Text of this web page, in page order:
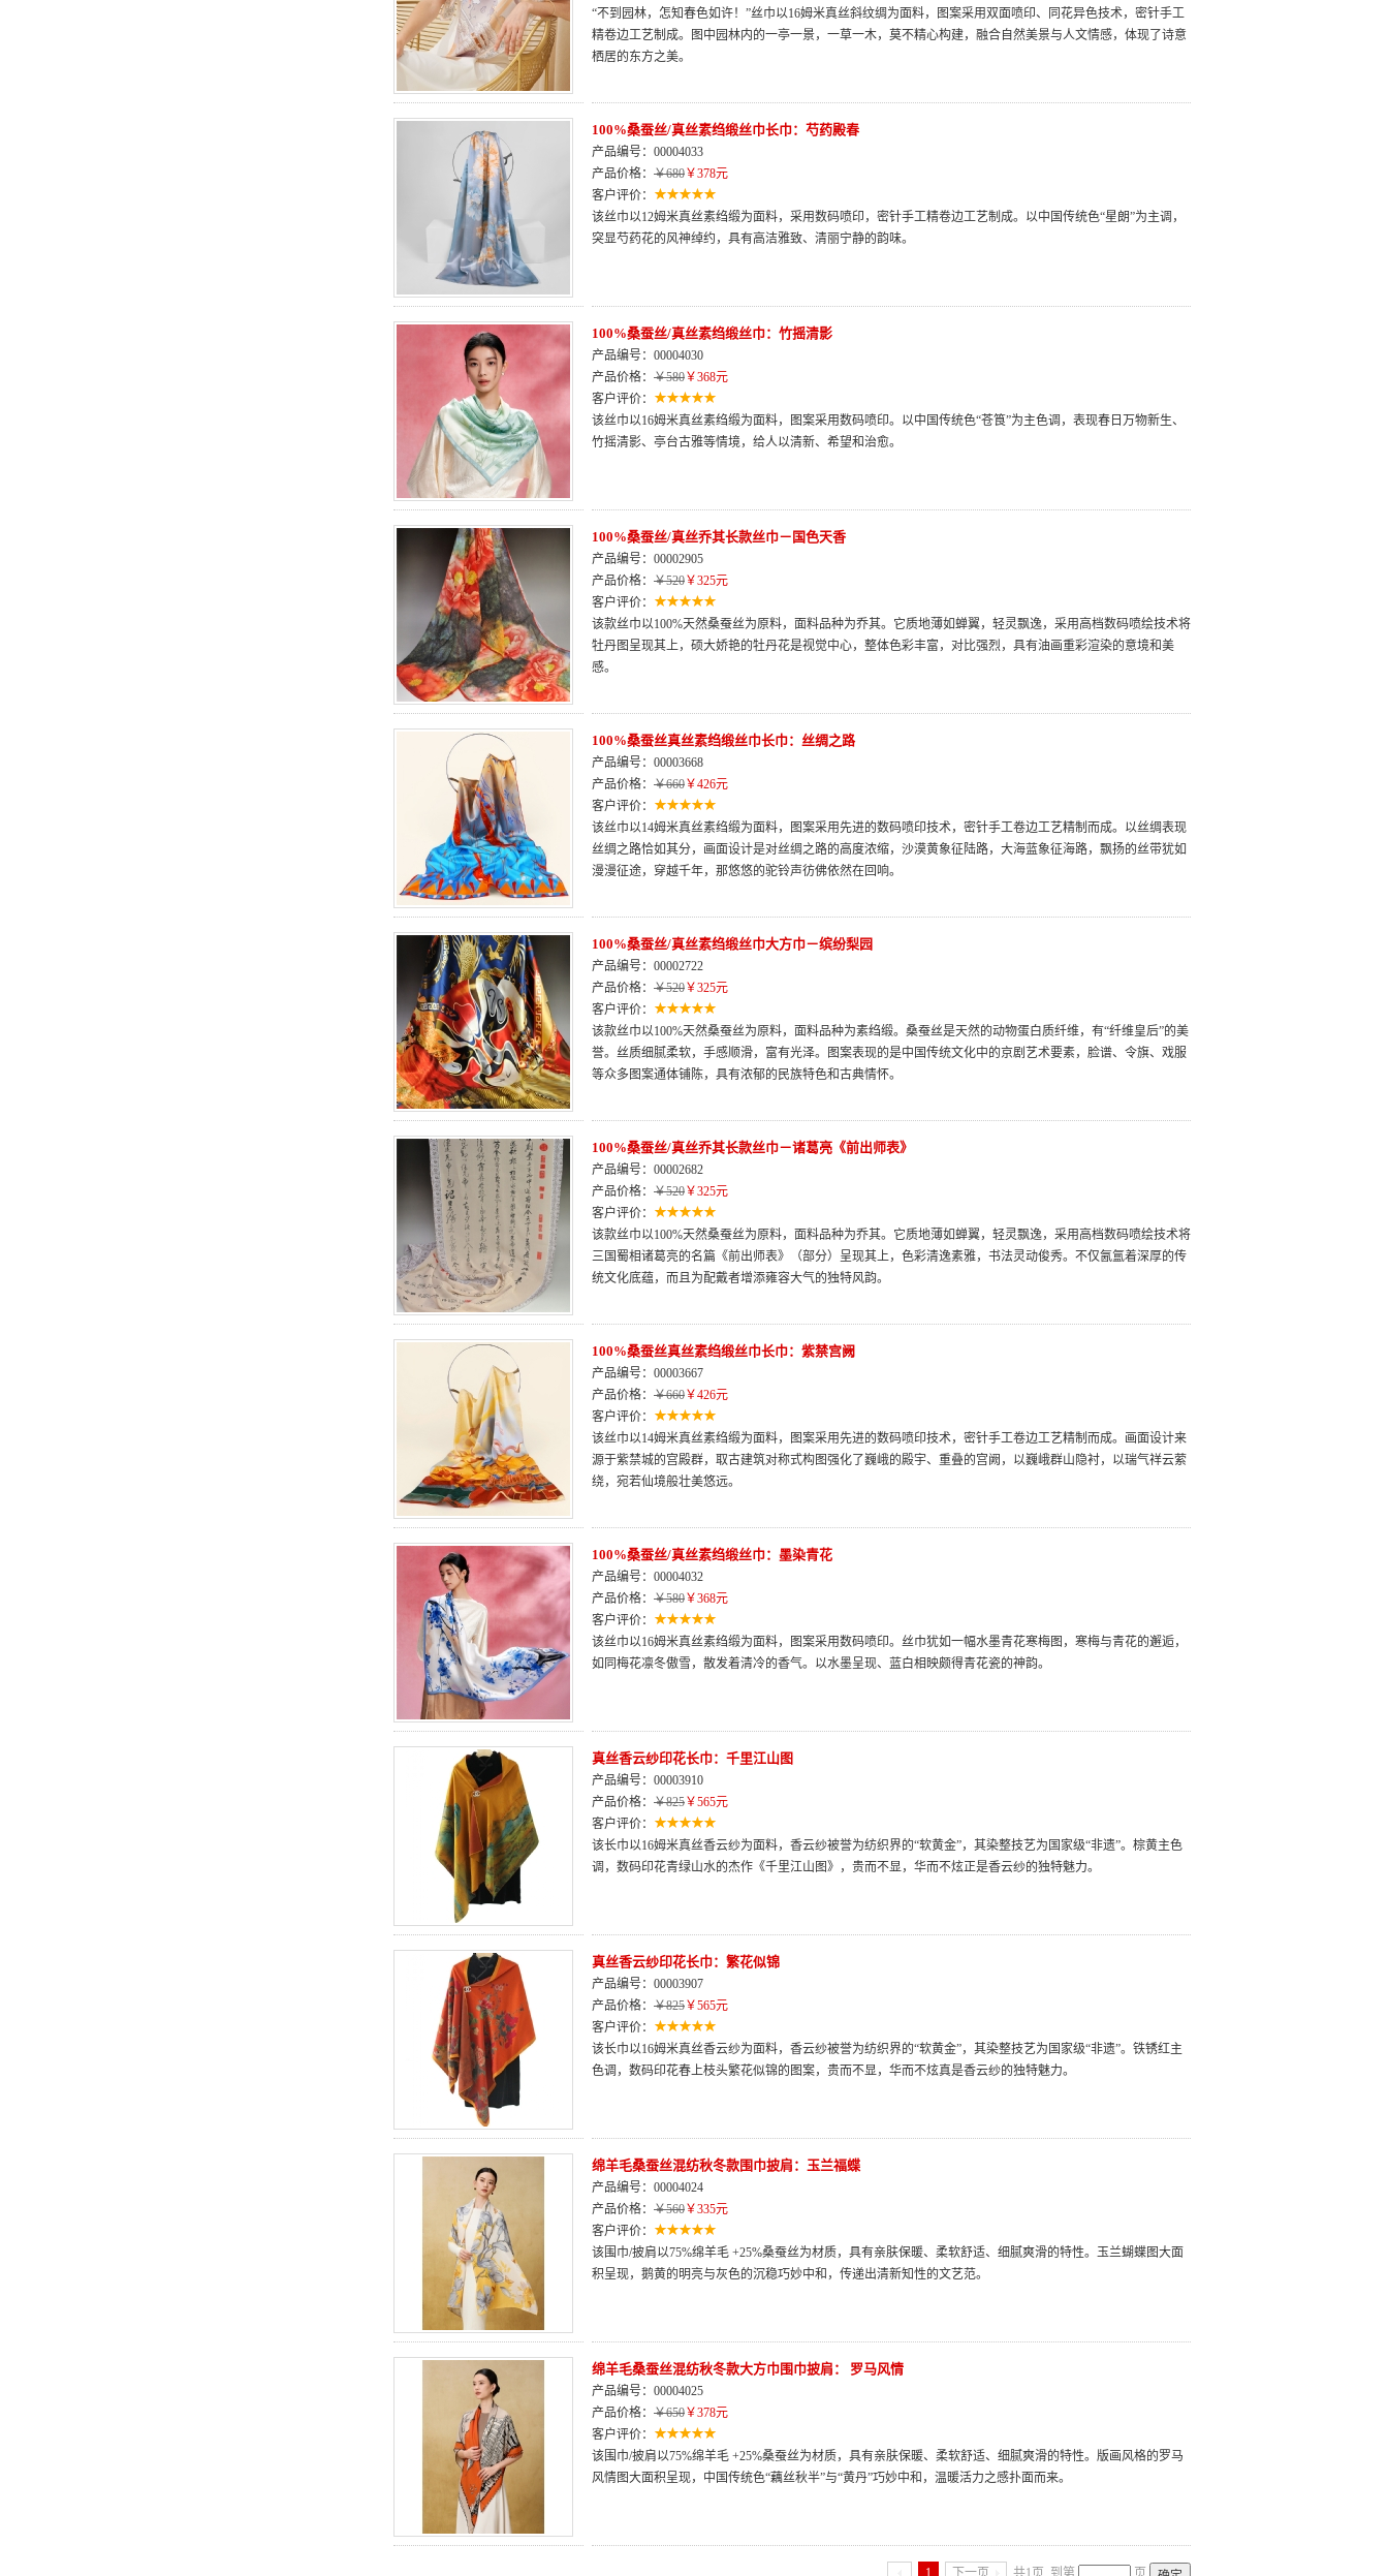
“不到园林，怎知春色如许！”丝巾以16姆米真丝斜纹绸为面料，图案采用双面喷印、同花异色技术，密针手工
精卷边工艺制成。图中园林内的一亭一景，一草一木，莫不精心构建，融合自然美景与人文情感，体现了诗意
栖居的东方之美。
100%桑蚕丝/真丝素绉缎丝巾长巾：芍药殿春
产品编号：00004033
产品价格： ￥680￥378元
客户评价：
该丝巾以12姆米真丝素绉缎为面料，采用数码喷印，密针手工精卷边工艺制成。以中国传统色“星朗”为主调，
突显芍药花的风神绰约，具有高洁雅致、清丽宁静的韵味。
100%桑蚕丝/真丝素绉缎丝巾：竹摇清影
产品编号：00004030
产品价格： ￥580￥368元
客户评价：
该丝巾以16姆米真丝素绉缎为面料，图案采用数码喷印。以中国传统色“苍筤”为主色调，表现春日万物新生、
竹摇清影、亭台古雅等情境，给人以清新、希望和治愈。
100%桑蚕丝/真丝乔其长款丝巾－国色天香
产品编号：00002905
产品价格： ￥520￥325元
客户评价：
该款丝巾以100%天然桑蚕丝为原料，面料品种为乔其。它质地薄如蝉翼，轻灵飘逸，采用高档数码喷绘技术将
牡丹图呈现其上，硕大娇艳的牡丹花是视觉中心，整体色彩丰富，对比强烈，具有油画重彩渲染的意境和美
感。
100%桑蚕丝真丝素绉缎丝巾长巾：丝绸之路
产品编号：00003668
产品价格： ￥660￥426元
客户评价：
该丝巾以14姆米真丝素绉缎为面料，图案采用先进的数码喷印技术，密针手工卷边工艺精制而成。以丝绸表现
丝绸之路恰如其分，画面设计是对丝绸之路的高度浓缩，沙漠黄象征陆路，大海蓝象征海路，飘扬的丝带犹如
漫漫征途，穿越千年，那悠悠的驼铃声彷佛依然在回响。
100%桑蚕丝/真丝素绉缎丝巾大方巾－缤纷梨园
产品编号：00002722
产品价格： ￥520￥325元
客户评价：
该款丝巾以100%天然桑蚕丝为原料，面料品种为素绉缎。桑蚕丝是天然的动物蛋白质纤维，有“纤维皇后”的美
誉。丝质细腻柔软，手感顺滑，富有光泽。图案表现的是中国传统文化中的京剧艺术要素，脸谱、令旗、戏服
等众多图案通体铺陈，具有浓郁的民族特色和古典情怀。
100%桑蚕丝/真丝乔其长款丝巾－诸葛亮《前出师表》
产品编号：00002682
产品价格： ￥520￥325元
客户评价：
该款丝巾以100%天然桑蚕丝为原料，面料品种为乔其。它质地薄如蝉翼，轻灵飘逸，采用高档数码喷绘技术将
三国蜀相诸葛亮的名篇《前出师表》（部分）呈现其上，色彩清逸素雅，书法灵动俊秀。不仅氤氲着深厚的传
统文化底蕴，而且为配戴者增添雍容大气的独特风韵。
100%桑蚕丝真丝素绉缎丝巾长巾：紫禁宫阙
产品编号：00003667
产品价格： ￥660￥426元
客户评价：
该丝巾以14姆米真丝素绉缎为面料，图案采用先进的数码喷印技术，密针手工卷边工艺精制而成。画面设计来
源于紫禁城的宫殿群，取古建筑对称式构图强化了巍峨的殿宇、重叠的宫阙，以巍峨群山隐衬，以瑞气祥云萦
绕，宛若仙境般壮美悠远。
100%桑蚕丝/真丝素绉缎丝巾：墨染青花
产品编号：00004032
产品价格： ￥580￥368元
客户评价：
该丝巾以16姆米真丝素绉缎为面料，图案采用数码喷印。丝巾犹如一幅水墨青花寒梅图，寒梅与青花的邂逅，
如同梅花凛冬傲雪，散发着清冷的香气。以水墨呈现、蓝白相映颇得青花瓷的神韵。
真丝香云纱印花长巾：千里江山图
产品编号：00003910
产品价格： ￥825￥565元
客户评价：
该长巾以16姆米真丝香云纱为面料，香云纱被誉为纺织界的“软黄金”，其染整技艺为国家级“非遗”。棕黄主色
调，数码印花青绿山水的杰作《千里江山图》，贵而不显，华而不炫正是香云纱的独特魅力。
真丝香云纱印花长巾：繁花似锦
产品编号：00003907
产品价格： ￥825￥565元
客户评价：
该长巾以16姆米真丝香云纱为面料，香云纱被誉为纺织界的“软黄金”，其染整技艺为国家级“非遗”。铁锈红主
色调，数码印花春上枝头繁花似锦的图案，贵而不显，华而不炫真是香云纱的独特魅力。
绵羊毛桑蚕丝混纺秋冬款围巾披肩：玉兰福蝶
产品编号：00004024
产品价格： ￥560￥335元
客户评价：
该围巾/披肩以75%绵羊毛 +25%桑蚕丝为材质，具有亲肤保暖、柔软舒适、细腻爽滑的特性。玉兰蝴蝶图大面
积呈现，鹅黄的明亮与灰色的沉稳巧妙中和，传递出清新知性的文艺范。
绵羊毛桑蚕丝混纺秋冬款大方巾围巾披肩： 罗马风情
产品编号：00004025
产品价格： ￥650￥378元
客户评价：
该围巾/披肩以75%绵羊毛 +25%桑蚕丝为材质，具有亲肤保暖、柔软舒适、细腻爽滑的特性。版画风格的罗马
风情图大面积呈现，中国传统色“藕丝秋半”与“黄丹”巧妙中和，温暖活力之感扑面而来。